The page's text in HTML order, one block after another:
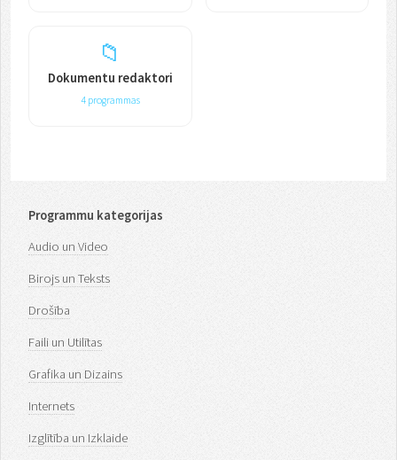
📁
Dokumentu redaktori
4 programmas
Programmu kategorijas
Audio un Video
Birojs un Teksts
Drošība
Faili un Utilītas
Grafika un Dizains
Internets
Izglītība un Izklaide